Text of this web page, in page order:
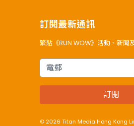
訂閱最新通訊
緊貼《RUN WOW》活動、新聞
電郵
訂閱
© 2026 Titan Media Hong Kong